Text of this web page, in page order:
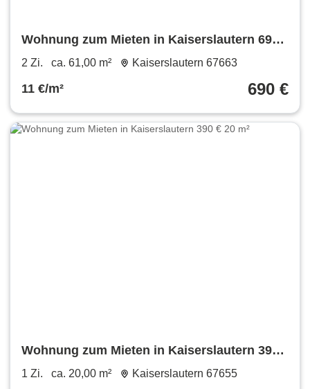
Wohnung zum Mieten in Kaiserslautern 690
€ 61 m²
2 Zi. ca. 61,00 m² Kaiserslautern 67663
11 €/m² 690 €
Wohnung zum Mieten in Kaiserslautern 390
€ 20 m²
1 Zi. ca. 20,00 m² Kaiserslautern 67655